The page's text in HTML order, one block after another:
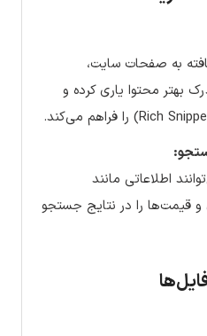
به صفحات سایت،
بهتر محتوا یاری کرده و
اطلاعاتی مانند
و قیمت‌ها را در نتایج جستجو